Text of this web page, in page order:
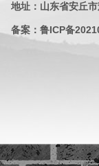
地址：山东省安丘
备案： 鲁ICP备